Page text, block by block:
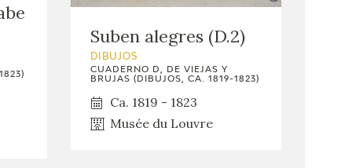
Suben alegres (D.2)
DIBUJOS
CUADERNO D, DE VIEJAS Y
BRUJAS (DIBUJOS, CA. 1819-1823)
Ca. 1819 - 1823
Musée du Louvre